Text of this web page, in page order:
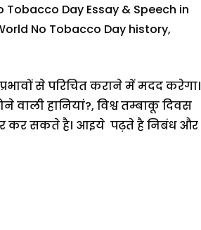
Tobacco Day Essay & Speech in
No Tobacco Day history,
से परिचित कराने में मदद करेगा।
हानियां?, विश्व तम्बाकू दिवस
कर सकते है। आइये पढ़ते है निबंध और